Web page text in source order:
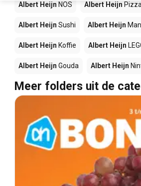
Albert Heijn NOS Albert Heijn Pizza
Albert Heijn Sushi Albert Heijn
Albert Heijn Koffie Albert Heijn
Albert Heijn Gouda Albert Heijn
Meer folders uit de